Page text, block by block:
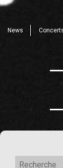
News
Recherche